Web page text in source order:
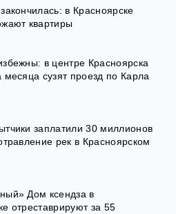
в Красноярске
квартиры
в центре Красноярска
месяца сузят проезд по Карла
заплатили 30 миллионов
рек в Красноярском
Дом ксендза в
отреставрируют за 55